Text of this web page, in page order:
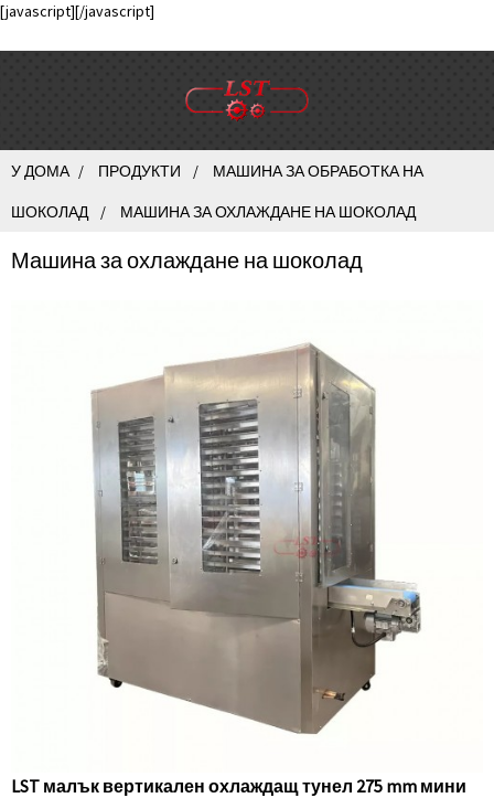
[javascript][/javascript]
У ДОМА ПРОДУКТИ МАШИНА ЗА ОБРАБОТКА НА
ШОКОЛАД МАШИНА ЗА ОХЛАЖДАНЕ НА ШОКОЛАД
Машина за охлаждане на шоколад
LST малък вертикален охлаждащ тунел 275 mm мини